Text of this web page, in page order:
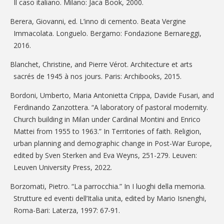
Il caso italiano. Milano: Jaca Book, 2000.
Berera, Giovanni, ed. L’inno di cemento. Beata Vergine
Immacolata. Longuelo. Bergamo: Fondazione Bernareggi,
2016.
Blanchet, Christine, and Pierre Vérot. Architecture et arts
sacrés de 1945 à nos jours. Paris: Archibooks, 2015.
Bordoni, Umberto, Maria Antonietta Crippa, Davide Fusari, and
Ferdinando Zanzottera. “A laboratory of pastoral modernity.
Church building in Milan under Cardinal Montini and Enrico
Mattei from 1955 to 1963.” In Territories of faith. Religion,
urban planning and demographic change in Post-War Europe,
edited by Sven Sterken and Eva Weyns, 251-279. Leuven:
Leuven University Press, 2022.
Borzomati, Pietro. “La parrocchia.” In I luoghi della memoria.
Strutture ed eventi dell’Italia unita, edited by Mario Isnenghi,
Roma-Bari: Laterza, 1997: 67-91.